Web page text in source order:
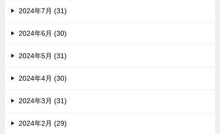
2024年7月 (31)
2024年6月 (30)
2024年5月 (31)
2024年4月 (30)
2024年3月 (31)
2024年2月 (29)